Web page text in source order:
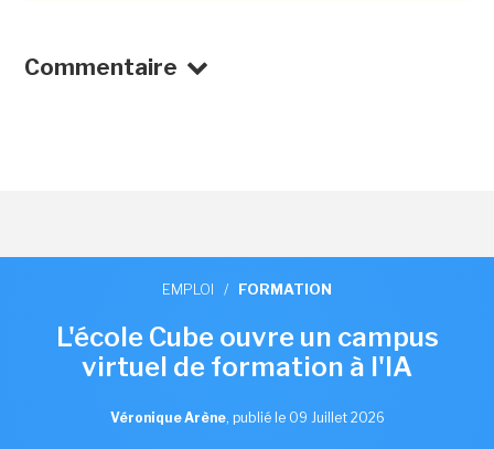
Commentaire
EMPLOI / FORMATION
L'école Cube ouvre un campus
virtuel de formation à l'IA
Véronique Arène, publié le 09 Juillet 2026